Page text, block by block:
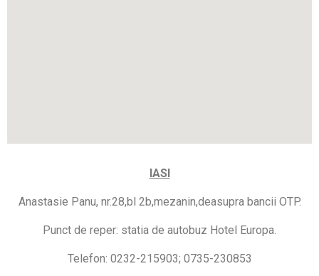
IASI
Anastasie Panu, nr.28,bl 2b,mezanin,deasupra bancii OTP.
Punct de reper: statia de autobuz Hotel Europa.
Telefon: 0232-215903; 0735-230853